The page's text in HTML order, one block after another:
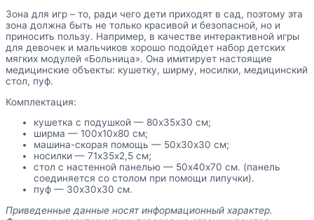
Зона для игр – то, ради чего дети приходят в сад, поэтому эта
зона должна быть не только красивой и безопасной, но и
приносить пользу. Например, в качестве интерактивной игры
для девочек и мальчиков хорошо подойдет набор детских
мягких модулей «Больница». Она имитирует настоящие
медицинские объекты: кушетку, ширму, носилки, медицинский
стол, пуф.
Комплектация:
кушетка с подушкой — 80х35х30 см;
ширма — 100х10х80 см;
машина-скорая помощь — 50х30х30 см;
носилки — 71х35х2,5 см;
стол с настенной панелью — 50х40х70 см. (панель
соединяется со столом при помощи липучки).
пуф — 30х30х30 см.
Приведенные данные носят информационный характер.